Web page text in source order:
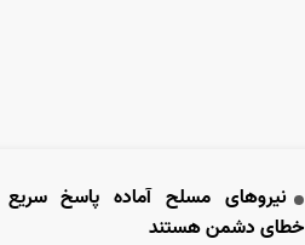
نیروهای مسلح آماده پاسخ
خطای دشمن هستند